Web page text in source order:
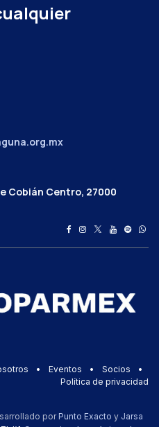
Cobián Centro, 27000
• Eventos • Socios
•
Política de privacidad
por Punto Exacto y Jarsa